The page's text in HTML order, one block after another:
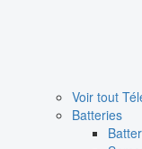
Voir tout
Batteries